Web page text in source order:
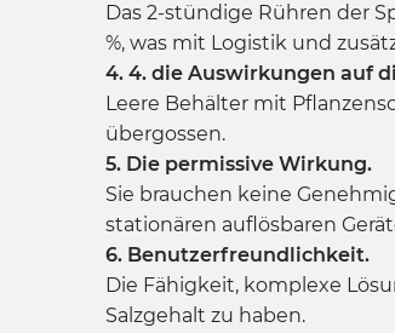
Das 2-stündige Rühren der
%, was mit Logistik und
4. 4. die Auswirkungen auf
Leere Behälter mit
übergossen.
5. Die permissive Wirkung.
Sie brauchen keine
stationären auflösbaren
6. Benutzerfreundlichkeit.
Die Fähigkeit, komplexe
Salzgehalt zu haben.